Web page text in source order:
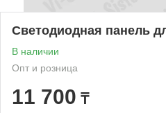
Светодиодная панель
В наличии
Опт и розница
11 700 ₸